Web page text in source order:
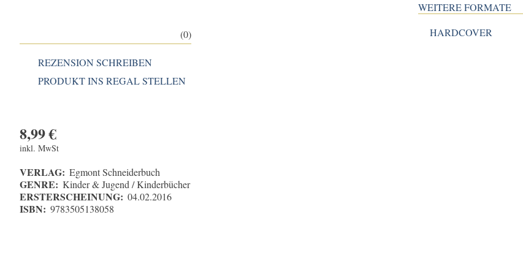
(0)
REZENSION SCHREIBEN
PRODUKT INS REGAL STELLEN
8,99€
inkl. MwSt
VERLAG: Egmont Schneiderbuch
GENRE: Kinder & Jugend / Kinderbücher
ERSTERSCHEINUNG: 04.02.2016
ISBN: 9783505138058
WEITERE FORMATE
HARDCOVER